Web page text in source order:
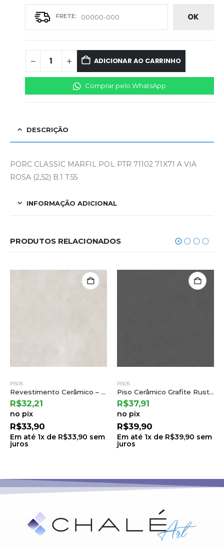
OK
ADICIONAR AO CARRINHO
Comprar pelo WhatsApp
DESCRIÇÃO
PORC CLASSIC MARFIL POL PTR 71102 71X71 A VIA
ROSA (2,52) B.1 T.55
INFORMAÇÃO ADICIONAL
PRODUTOS RELACIONADOS
PISOS
Revestimento Cerâmico – Patmos Gray 68×68 | Cejatel
R$32,21
no pix
R$33,90
Em até 1x de R$33,90 sem
juros
PISOS
Piso Cerâmico Grafite Rustico Ret 75,5×75,5 a Cedasa
R$37,91
no pix
R$39,90
Em até 1x de R$39,90 sem
juros